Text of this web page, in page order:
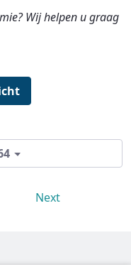
Wij helpen u graag
Next